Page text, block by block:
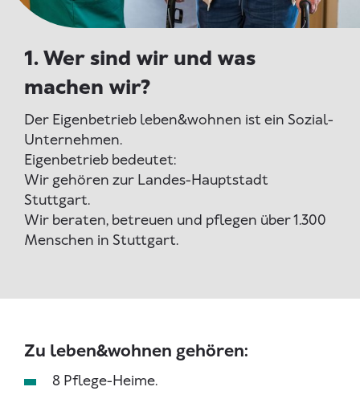
1. Wer sind wir und was
machen wir?
Der Eigenbetrieb leben&wohnen ist ein Sozial-
Unternehmen.
Eigenbetrieb bedeutet:
Wir gehören zur Landes-Hauptstadt
Stuttgart.
Wir beraten, betreuen und pflegen über 1.300
Menschen in Stuttgart.
Zu leben&wohnen gehören:
8 Pflege-Heime.